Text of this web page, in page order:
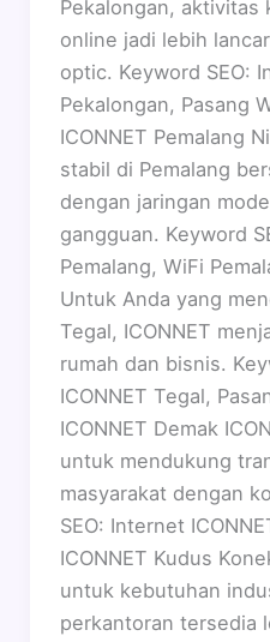
Pekalongan, aktivitas
online jadi lebih
optic. Keyword SEO:
Pekalongan, Pasang
ICONNET Pemalang
stabil di Pemalang
dengan jaringan
gangguan. Keyword
Pemalang, WiFi
Untuk Anda yang
Tegal, ICONNET
rumah dan bisnis.
ICONNET Tegal,
ICONNET Demak
untuk mendukung
masyarakat dengan
SEO: Internet
ICONNET Kudus
untuk kebutuhan
perkantoran tersedia